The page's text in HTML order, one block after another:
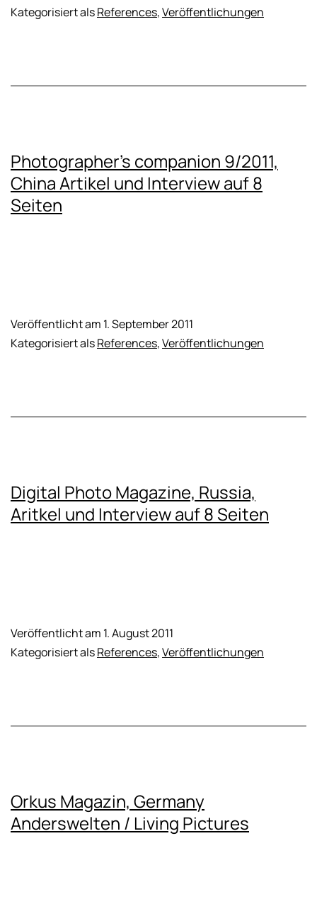
Kategorisiert alsReferences,Veröffentlichungen
Photographer’s companion 9/2011,
China Artikel und Interview auf 8
Seiten
Veröffentlicht am 1. September 2011
Kategorisiert alsReferences,Veröffentlichungen
Digital Photo Magazine, Russia,
Aritkel und Interview auf 8 Seiten
Veröffentlicht am 1. August 2011
Kategorisiert alsReferences,Veröffentlichungen
Orkus Magazin, Germany
Anderswelten / Living Pictures